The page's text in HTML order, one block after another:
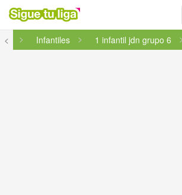
<
Infantiles 1 infantil jdn grupo 6